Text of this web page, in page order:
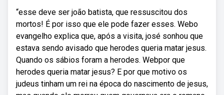
“esse deve ser joão batista, que ressuscitou dos
mortos! É por isso que ele pode fazer esses. Webo
evangelho explica que, após a visita, josé sonhou que
estava sendo avisado que herodes queria matar jesus.
Quando os sábios foram a herodes. Webpor que
herodes queria matar jesus? E por que motivo os
judeus tinham um rei na época do nascimento de jesus,